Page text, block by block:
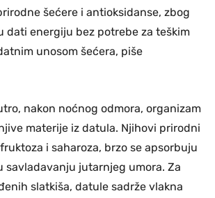
šećere i antioksidanse, zbog
dati energiju bez potrebe za teškim
unosom šećera, piše
nakon noćnog odmora, organizam
materije iz datula. Njihovi prirodni
i saharoza, brzo se apsorbuju
savladavanju jutarnjeg umora. Za
slatkiša, datule sadrže vlakna